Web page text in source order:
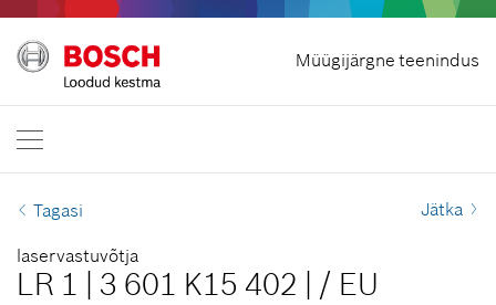
Müügijärgne teenindus
Lepingust taganeda
Bosch Professional
Kontakteeru
EN | English
Tagasi Jätka
laservastuvõtja
LR 1 3 601 K15 402 / EU